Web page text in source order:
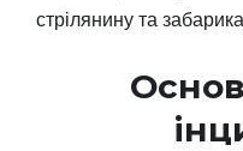
стрілянину та